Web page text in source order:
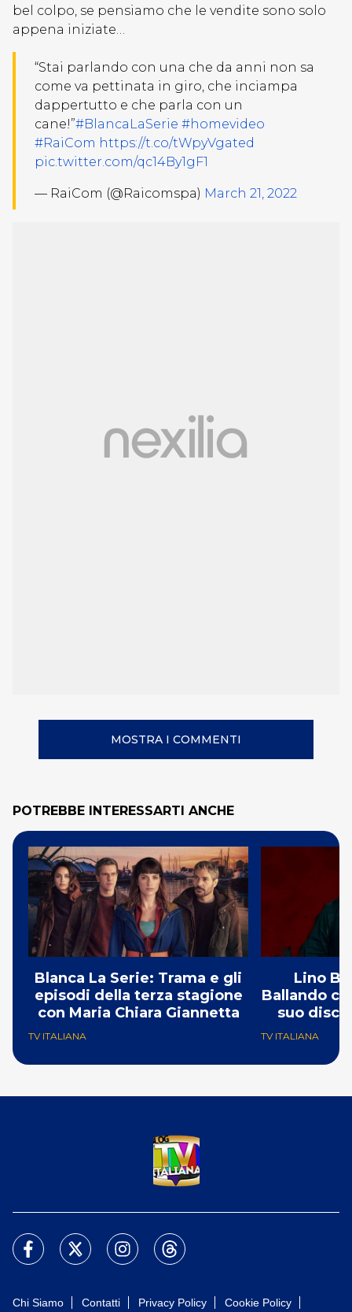
bel colpo, se pensiamo che le vendite sono solo
appena iniziate…
“Stai parlando con una che da anni non sa
come va pettinata in giro, che inciampa
dappertutto e che parla con un
cane!”#BlancaLaSerie #homevideo
#RaiCom https://t.co/tWpyVgated
pic.twitter.com/qc14By1gF1
— RaiCom (@Raicomspa) March 21, 2022
MOSTRA I COMMENTI
POTREBBE INTERESSARTI ANCHE
Blanca La Serie: Trama e gli
episodi della terza stagione
con Maria Chiara Giannetta
TV ITALIANA
Lino
Ballando
suo
TV ITALIANA
Chi Siamo Contatti Privacy Policy Cookie Policy